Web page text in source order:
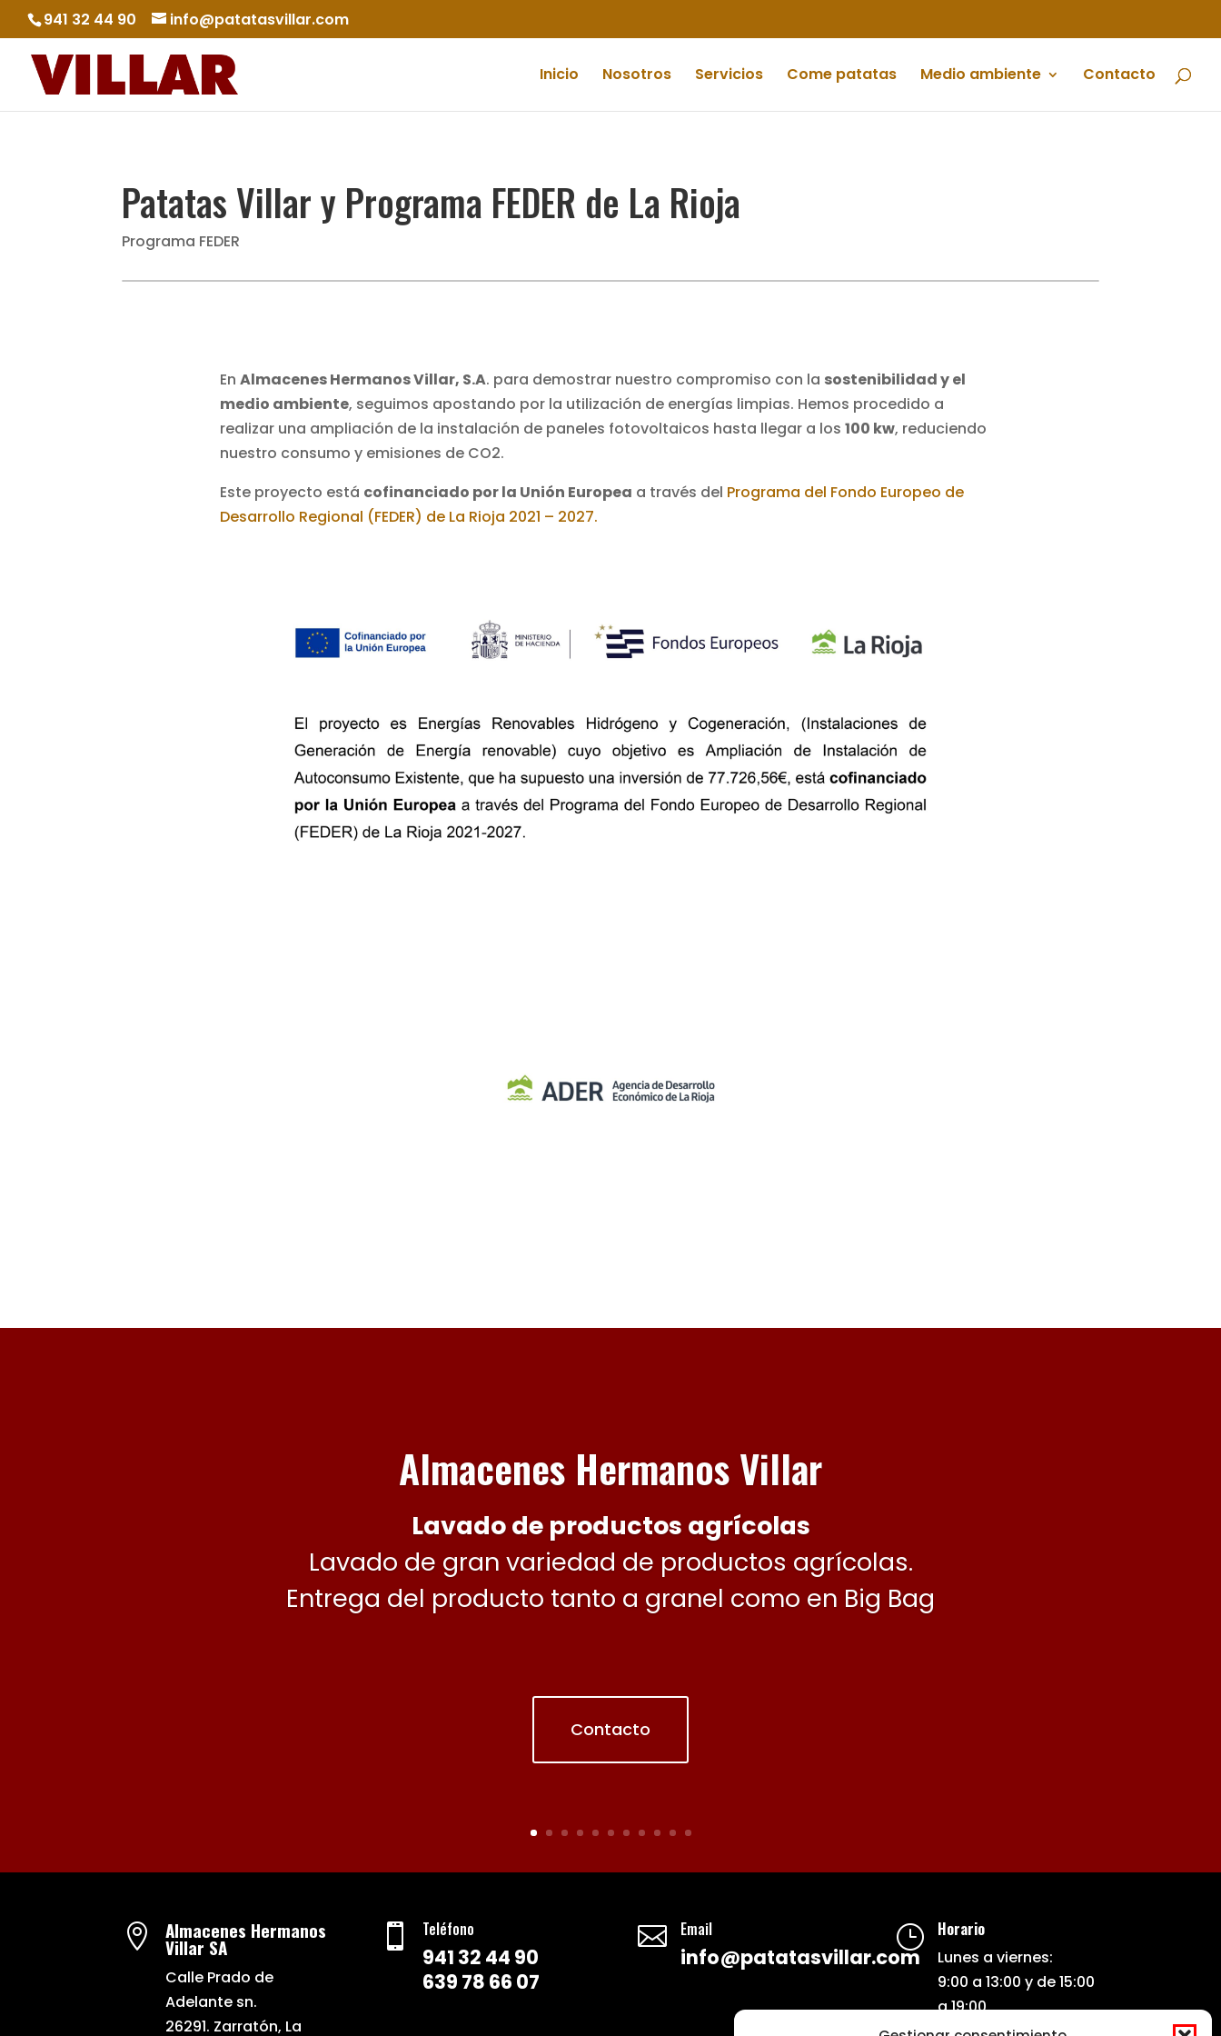
941 32 44 90 info@patatasvillar.com
Inicio Nosotros Servicios Come patatas Medio ambiente Contacto
Patatas Villar y Programa FEDER de La Rioja
Programa FEDER
En Almacenes Hermanos Villar, S.A. para demostrar nuestro compromiso con la sostenibilidad y el
medio ambiente, seguimos apostando por la utilización de energías limpias. Hemos procedido a
realizar una ampliación de la instalación de paneles fotovoltaicos hasta llegar a los 100 kw, reduciendo
nuestro consumo y emisiones de CO2.
Este proyecto está cofinanciado por la Unión Europea a través del Programa del Fondo Europeo de
Desarrollo Regional (FEDER) de La Rioja 2021 – 2027.
Almacenes Hermanos Villar
Lavado de productos agrícolas
Lavado de gran variedad de productos agrícolas.
Entrega del producto tanto a granel como en Big Bag
Contacto
 Almacenes Hermanos
Villar SA
Calle Prado de
Adelante sn.
26291. Zarratón, La
 Teléfono
941 32 44 90
639 78 66 07
 Email
info@patatasvillar.com
} Horario
Lunes a viernes:
9:00 a 13:00 y de 15:00
a 19:00